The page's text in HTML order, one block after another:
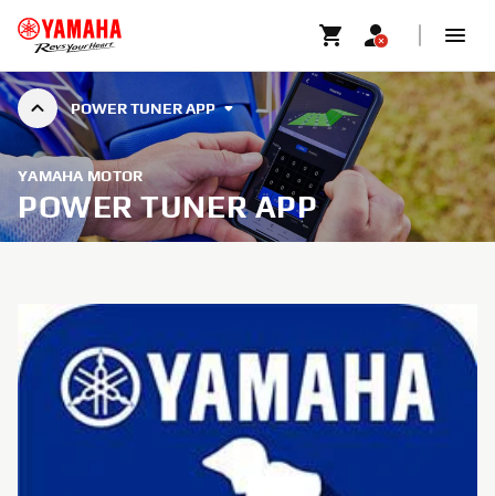
POWER TUNER APP
YAMAHA MOTOR
POWER TUNER APP